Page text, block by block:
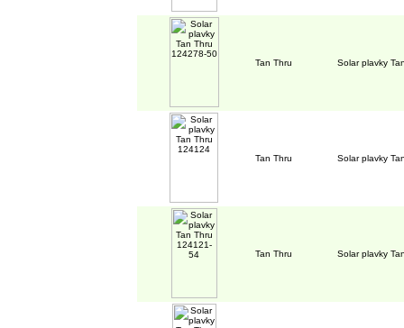
Tan Thru Solar plavky
Tan Thru Solar plavky
Tan Thru Solar plavky